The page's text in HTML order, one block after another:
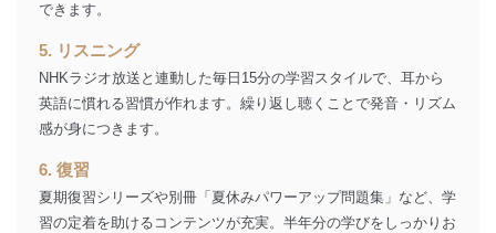
できます。
5. リスニング
NHKラジオ放送と連動した毎日15分の学習スタイルで、耳から
英語に慣れる習慣が作れます。繰り返し聴くことで発音・リズム
感が身につきます。
6. 復習
夏期復習シリーズや別冊「夏休みパワーアップ問題集」など、学
習の定着を助けるコンテンツが充実。半年分の学びをしっかりお